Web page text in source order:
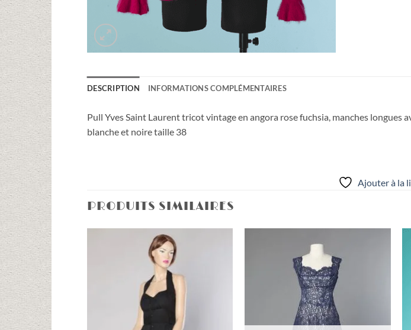
DESCRIPTION INFORMATIONS COMPLÉMENTAIRES
Pull Yves Saint Laurent tricot vintage en angora rose fuchsia, manches
blanche et noire taille 38
Ajouter à la
PRODUITS SIMILAIRES